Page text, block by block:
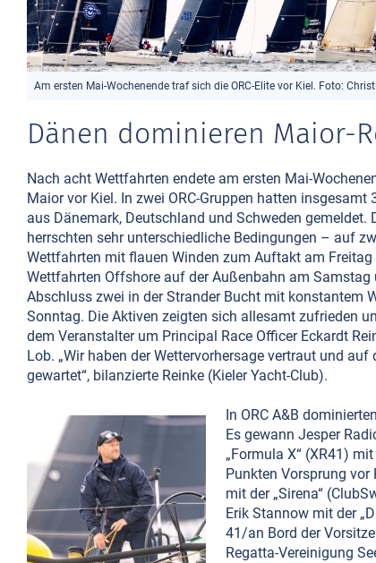
Am ersten Mai-Wochenende traf sich die ORC-Elite vor Kiel. Foto:
Dänen dominieren Maior-
Nach acht Wettfahrten endete am ersten Mai-
Maior vor Kiel. In zwei ORC-Gruppen hatten insgesamt
aus Dänemark, Deutschland und Schweden gemeldet.
herrschten sehr unterschiedliche Bedingungen – auf
Wettfahrten mit flauen Winden zum Auftakt am
Wettfahrten Offshore auf der Außenbahn am Samstag
Abschluss zwei in der Strander Bucht mit konstantem
Sonntag. Die Aktiven zeigten sich allesamt zufrieden
dem Veranstalter um Principal Race Officer Eckardt
Lob. „Wir haben der Wettervorhersage vertraut und auf
gewartet“, bilanzierte Reinke (Kieler Yacht-Club).
In ORC A&B
Es gewann Jesper
„Formula X“ (XR41)
Punkten Vorsprung vor
mit der „Sirena“
Erik Stannow mit der
41/an Bord der
Regatta-Vereinigung